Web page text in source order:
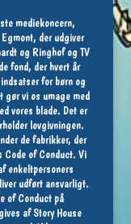
mediekoncern,
der udgiver
og Ringhof og TV
fond, der hvert år
for børn og
gør vi os umage med
vores blade. Det er
lovgivningen.
de fabrikker, der
Code of Conduct. Vi
enkeltpersoners
udført ansvarligt.
of Conduct på
af Story House